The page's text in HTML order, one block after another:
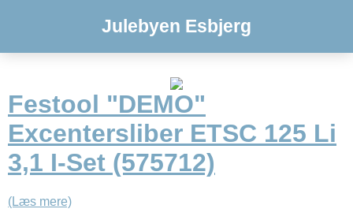
Julebyen Esbjerg
Festool "DEMO"
Excentersliber ETSC 125 Li
3,1 I-Set (575712)
(Læs mere)